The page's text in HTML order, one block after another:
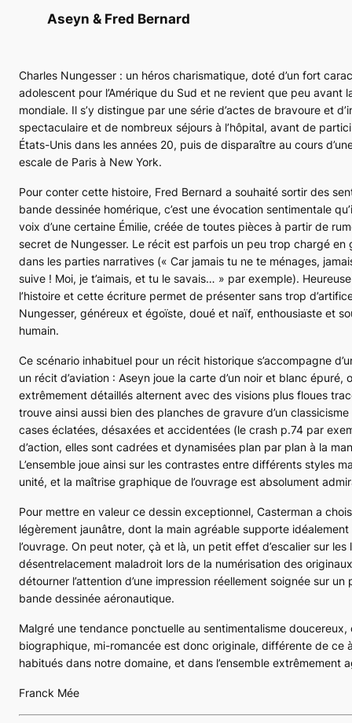
Aseyn & Fred Bernard
Charles Nungesser : un héros charismatique, doté d’un fort
adolescent pour l’Amérique du Sud et ne revient que peu avant
mondiale. Il s’y distingue par une série d’actes de bravoure et
spectaculaire et de nombreux séjours à l’hôpital, avant de
États-Unis dans les années 20, puis de disparaître au cours
escale de Paris à New York.
Pour conter cette histoire, Fred Bernard a souhaité sortir des
bande dessinée homérique, c’est une évocation sentimentale
voix d’une certaine Émilie, créée de toutes pièces à partir de
secret de Nungesser. Le récit est parfois un peu trop chargé en
dans les parties narratives (« Car jamais tu ne te ménages,
suive ! Moi, je t’aimais, et tu le savais… » par exemple).
l’histoire et cette écriture permet de présenter sans trop
Nungesser, généreux et égoïste, doué et naïf, enthousiaste et
humain.
Ce scénario inhabituel pour un récit historique s’accompagne
un récit d’aviation : Aseyn joue la carte d’un noir et blanc épuré,
extrêmement détaillés alternent avec des visions plus floues
trouve ainsi aussi bien des planches de gravure d’un
cases éclatées, désaxées et accidentées (le crash p.74 par
d’action, elles sont cadrées et dynamisées plan par plan à la
L’ensemble joue ainsi sur les contrastes entre différents styles
unité, et la maîtrise graphique de l’ouvrage est absolument
Pour mettre en valeur ce dessin exceptionnel, Casterman a
légèrement jaunâtre, dont la main agréable supporte
l’ouvrage. On peut noter, çà et là, un petit effet d’escalier sur les
désentrelacement maladroit lors de la numérisation des
détourner l’attention d’une impression réellement soignée sur
bande dessinée aéronautique.
Malgré une tendance ponctuelle au sentimentalisme
biographique, mi-romancée est donc originale, différente de ce
habitués dans notre domaine, et dans l’ensemble extrêmement
Franck Mée